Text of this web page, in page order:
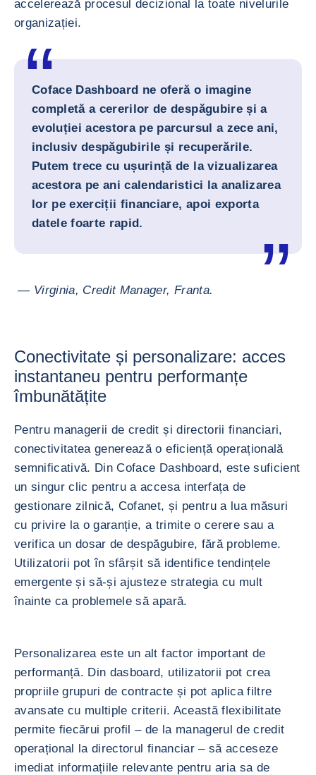
accelerează procesul decizional la toate nivelurile
organizației.
Coface Dashboard ne oferă o imagine
completă a cererilor de despăgubire și a
evoluției acestora pe parcursul a zece ani,
inclusiv despăgubirile și recuperările.
Putem trece cu ușurință de la vizualizarea
acestora pe ani calendaristici la analizarea
lor pe exerciții financiare, apoi exporta
datele foarte rapid.
— Virginia, Credit Manager, Franta.
Conectivitate și personalizare: acces
instantaneu pentru performanțe
îmbunătățite
Pentru managerii de credit și directorii financiari,
conectivitatea generează o eficiență operațională
semnificativă. Din Coface Dashboard, este suficient
un singur clic pentru a accesa interfața de
gestionare zilnică, Cofanet, și pentru a lua măsuri
cu privire la o garanție, a trimite o cerere sau a
verifica un dosar de despăgubire, fără probleme.
Utilizatorii pot în sfârșit să identifice tendințele
emergente și să-și ajusteze strategia cu mult
înainte ca problemele să apară.
Personalizarea este un alt factor important de
performanță. Din dasboard, utilizatorii pot crea
propriile grupuri de contracte și pot aplica filtre
avansate cu multiple criterii. Această flexibilitate
permite fiecărui profil – de la managerul de credit
operațional la directorul financiar – să acceseze
imediat informațiile relevante pentru aria sa de